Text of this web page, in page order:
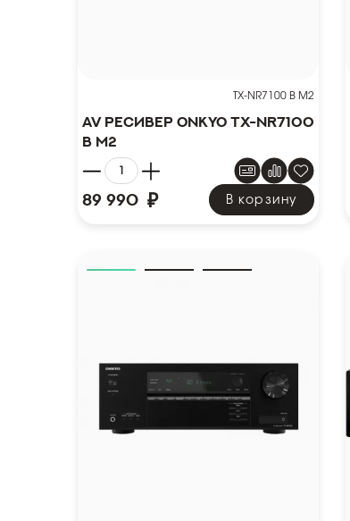
TX-NR7100 B M2
AV ресивер Onkyo TX-NR7100
B M2
89 990 ₽ В корзину